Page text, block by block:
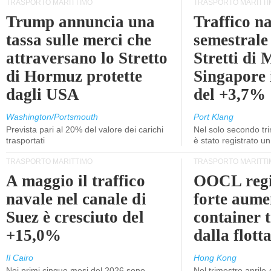
TRASPORTO MARITTIMO
Trump annuncia una
tassa sulle merci che
attraversano lo Stretto
di Hormuz protette
dagli USA
Washington/Portsmouth
Prevista pari al 20% del valore dei carichi
trasportati
TRASPORTO
Traffico
Stretti di
del +3,7%
Port Klang
Nel solo secondo
è stato registrato
TRASPORTO MARITTIMO
A maggio il traffico
navale nel canale di
Suez è cresciuto del
+15,0%
Il Cairo
TRASPORTO
OOCL
forte
container
dalla
Hong Kong